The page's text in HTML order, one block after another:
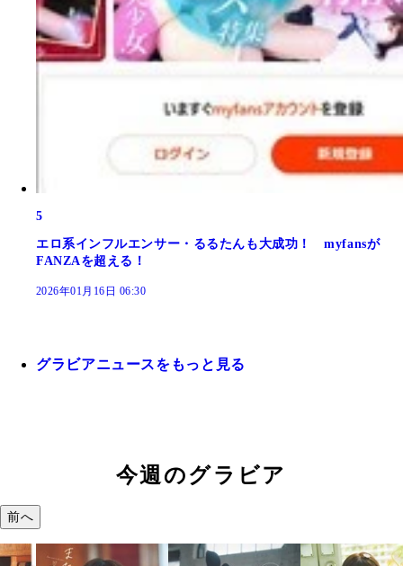
5
エロ系インフルエンサー・るるたんも大成功！ myfansが
FANZAを超える！
2026年01月16日 06:30
グラビアニュースをもっと見る
今週のグラビア
前へ